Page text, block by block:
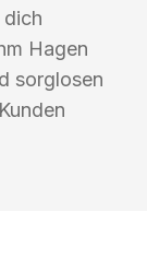
Hagen
sorglosen